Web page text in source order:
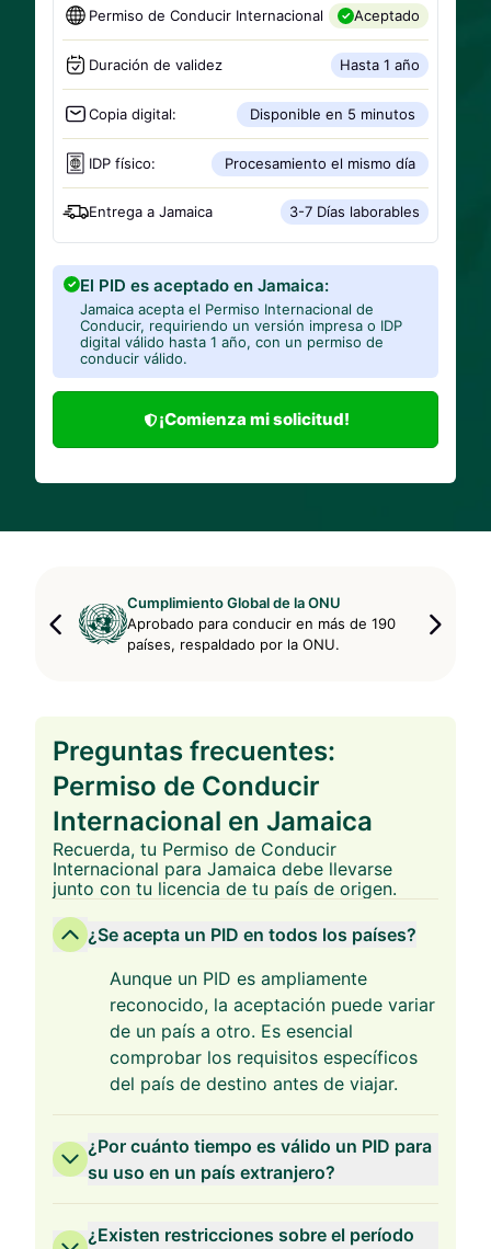
Permiso de Conducir Internacional Aceptado
Duración de validez Hasta 1 año
Copia digital: Disponible en 5 minutos
IDP físico: Procesamiento el mismo día
Entrega a Jamaica 3-7 Días laborables
El PID es aceptado en Jamaica:
Jamaica acepta el Permiso Internacional de
Conducir, requiriendo un versión impresa o IDP
digital válido hasta 1 año, con un permiso de
conducir válido.
¡Comienza mi solicitud!
Cumplimiento Global de la ONU
Aprobado para conducir en más de 190
países, respaldado por la ONU.
Preguntas frecuentes:
Permiso de Conducir
Internacional en Jamaica
Recuerda, tu Permiso de Conducir
Internacional para Jamaica debe llevarse
junto con tu licencia de tu país de origen.
¿Se acepta un PID en todos los países?
Aunque un PID es ampliamente
reconocido, la aceptación puede variar
de un país a otro. Es esencial
comprobar los requisitos específicos
del país de destino antes de viajar.
¿Por cuánto tiempo es válido un PID para
su uso en un país extranjero?
¿Existen restricciones sobre el período